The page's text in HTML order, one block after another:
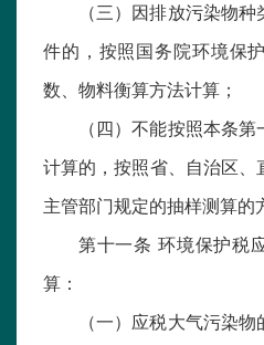
（三）因排放污染物
件的，按照国务院环境保
数、物料衡算方法计算；
（四）不能按照本条
计算的，按照省、自治区、
主管部门规定的抽样测算的
第十一条 环境保护税
算：
（一）应税大气污染